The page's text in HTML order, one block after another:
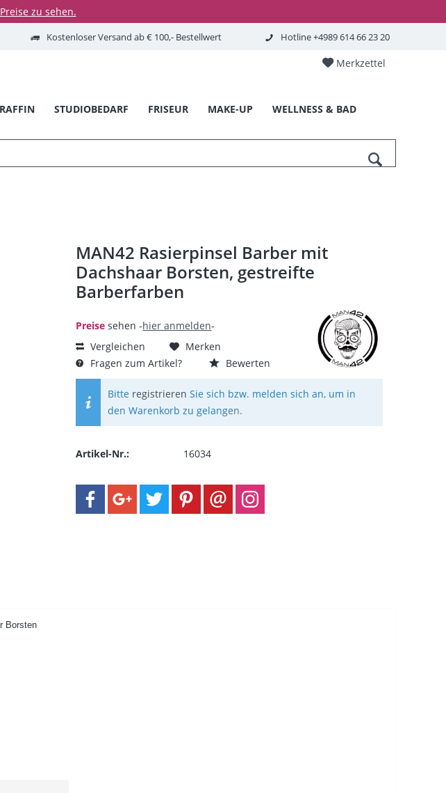
zu sehen.
Kostenloser Versand ab € 100,- Bestellwert Hotline +4989 614 66 23 20
Merkzettel
STUDIOBEDARF FRISEUR MAKE-UP WELLNESS & BAD
MAN42 Rasierpinsel Barber mit
Dachshaar Borsten, gestreifte
Barberfarben
Preise sehen -hier anmelden-
Vergleichen
Merken
Fragen zum Artikel?
Bewerten
Bitte registrieren Sie sich bzw. melden sich an, um in
den Warenkorb zu gelangen.
Artikel-Nr.: 16034
Borsten